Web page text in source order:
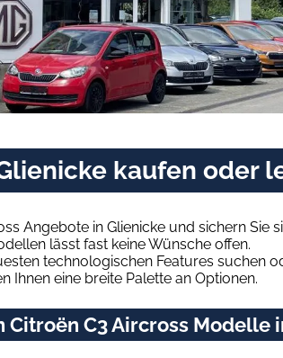
kaufen oder
Angebote in Glienicke und sichern Sie
lässt fast keine Wünsche offen.
technologischen Features suchen
Ihnen eine breite Palette an Optionen.
C3 Aircross